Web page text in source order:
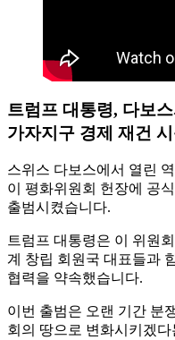
트럼프 대통령, 다보
가자지구 경제 재건
스위스 다보스에서 열린
이 평화위원회 헌장에 공
출범시켰습니다.
트럼프 대통령은 이 위원
계 창립 회원국 대표들과
협력을 약속했습니다.
이번 출범은 오랜 기간 분
회의 땅으로 변화시키겠